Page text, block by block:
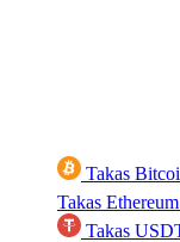
Takas
Takas Ethereum
Takas